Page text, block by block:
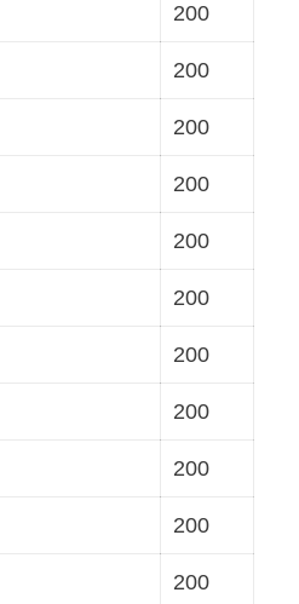
200
200
200
200
200
200
200
200
200
200
200